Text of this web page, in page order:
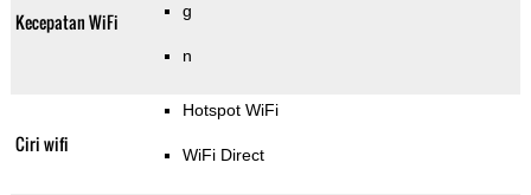
Kecepatan WiFi g
n
Ciri wifi
Hotspot WiFi
WiFi Direct